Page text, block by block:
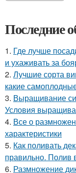
Последние
1. Где лучше
и ухаживать за
2. Лучшие сорта
какие
3. Выращивание
Условия
4. Все о
характеристики
5. Как поливать
правильно. Полив
6. Размножение